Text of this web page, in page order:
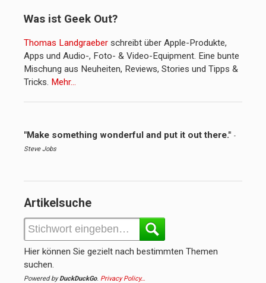
Was ist Geek Out?
Thomas Landgraeber schreibt über Apple-Produkte,
Apps und Audio-, Foto- & Video-Equipment. Eine bunte
Mischung aus Neuheiten, Reviews, Stories und Tipps &
Tricks. Mehr…
"Make something wonderful and put it out there." -
Steve Jobs
Artikelsuche
Hier können Sie gezielt nach bestimmten Themen
suchen.
Powered byDuckDuckGo. Privacy Policy…